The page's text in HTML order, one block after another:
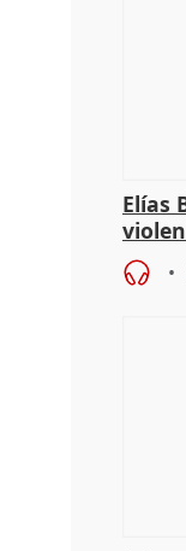
Elías